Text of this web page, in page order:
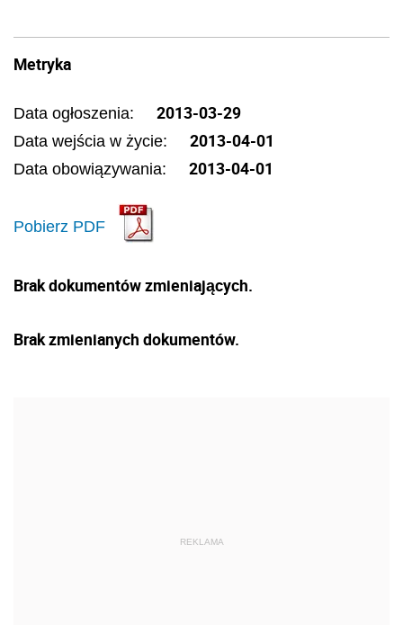
Metryka
Data ogłoszenia: 2013-03-29
Data wejścia w życie: 2013-04-01
Data obowiązywania: 2013-04-01
Pobierz PDF
Brak dokumentów zmieniających.
Brak zmienianych dokumentów.